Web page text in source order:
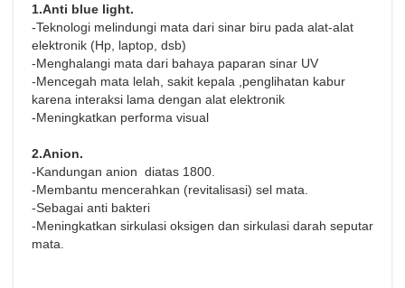
1.Anti blue light.
-Teknologi melindungi mata dari sinar biru pada alat-alat
elektronik (Hp, laptop, dsb)
-Menghalangi mata dari bahaya paparan sinar UV
-Mencegah mata lelah, sakit kepala ,penglihatan kabur
karena interaksi lama dengan alat elektronik
-Meningkatkan performa visual
2.Anion.
-Kandungan anion diatas 1800.
-Membantu mencerahkan (revitalisasi) sel mata.
-Sebagai anti bakteri
-Meningkatkan sirkulasi oksigen dan sirkulasi darah seputar
mata.